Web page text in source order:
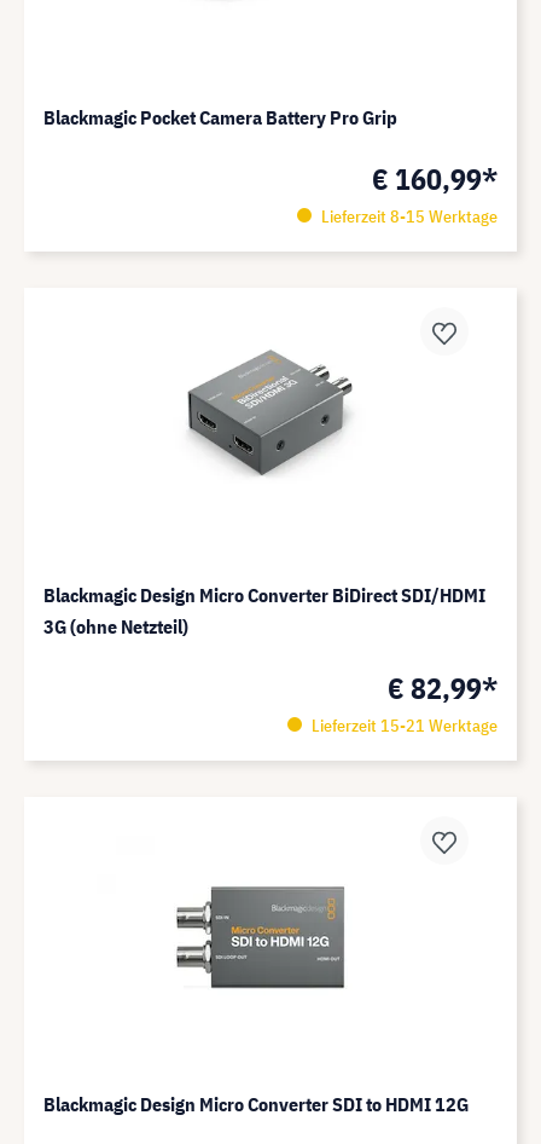
Blackmagic Pocket Camera Battery Pro Grip
€ 160,99*
Lieferzeit 8-15 Werktage
Blackmagic Design Micro Converter BiDirect SDI/HDMI
3G (ohne Netzteil)
€ 82,99*
Lieferzeit 15-21 Werktage
Blackmagic Design Micro Converter SDI to HDMI 12G